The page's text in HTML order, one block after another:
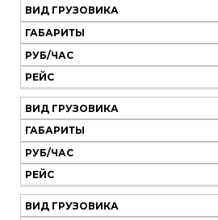
ВИД ГРУЗОВИКА
ГАБАРИТЫ
РУБ/ЧАС
РЕЙС
ВИД ГРУЗОВИКА
ГАБАРИТЫ
РУБ/ЧАС
РЕЙС
ВИД ГРУЗОВИКА